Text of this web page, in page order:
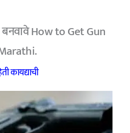
How to Get Gun
कायद्याची